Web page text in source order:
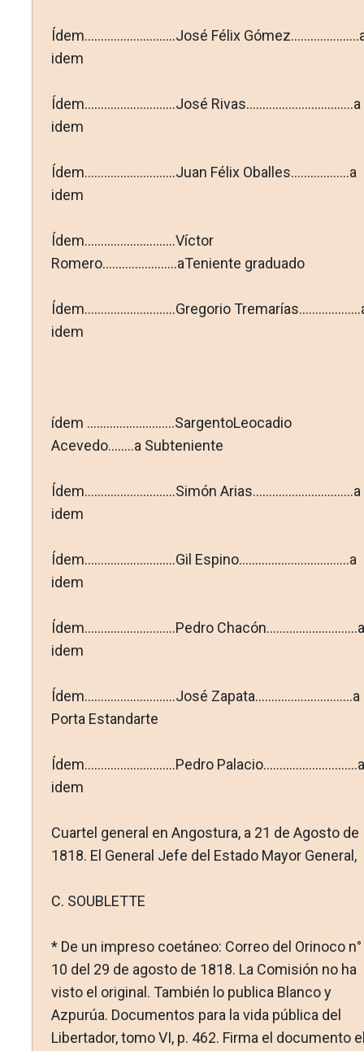
Ídem............................José Félix
idem
Ídem............................José Rivas.................................a
idem
Ídem............................Juan Félix Oballes..................a
idem
Ídem............................Víctor
Romero.......................aTeniente graduado
Ídem............................Gregorio
idem
ídem ...........................SargentoLeocadio
Acevedo........a Subteniente
Ídem............................Simón Arias...............................a
idem
Ídem............................Gil Espino..................................a
idem
Ídem............................Pedro Chacón............................a
idem
Ídem............................José Zapata..............................a
Porta Estandarte
Ídem............................Pedro Palacio.............................a
idem
Cuartel general en Angostura, a 21 de Agosto de
1818. El General Jefe del Estado Mayor General,
C. SOUBLETTE
* De un impreso coetáneo: Correo del Orinoco n°
10 del 29 de agosto de 1818. La Comisión no ha
visto el original. También lo publica Blanco y
Azpurúa. Documentos para la vida pública del
Libertador, tomo VI, p. 462. Firma el documento